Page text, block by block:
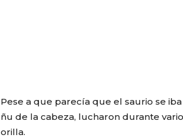
Pese a que parecía que el saurio se
ñu de la cabeza, lucharon durante
orilla.